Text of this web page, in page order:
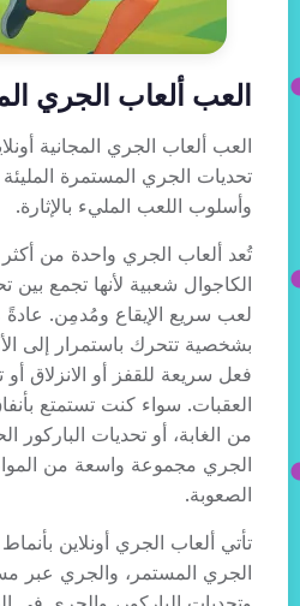
العب ألعاب الجري
العب ألعاب الجري المجانية
تحديات الجري المستمرة
وأسلوب اللعب المليء بالإثارة.
تُعد ألعاب الجري واحدة من أكثر
الكاجوال شعبية لأنها تجمع
لعب سريع الإيقاع ومُدمِن. عادةً
بشخصية تتحرك باستمرار إلى
فعل سريعة للقفز أو الانزلاق أو
العقبات. سواء كنت تستمتع
من الغابة، أو تحديات الباركور
الجري مجموعة واسعة من
الصعوبة.
تأتي ألعاب الجري أونلاين
الجري المستمر، والجري عبر